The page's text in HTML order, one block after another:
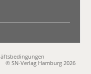
© SN-Verlag Hamburg 2026